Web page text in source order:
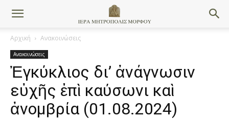
Αρχική Ανακοινώσεις
Ανακοινώσεις
Ἐγκύκλιος δι’ ἀνάγνωσιν
εὐχῆς ἐπὶ καύσωνι καὶ
ἀνομβρία (01.08.2024)